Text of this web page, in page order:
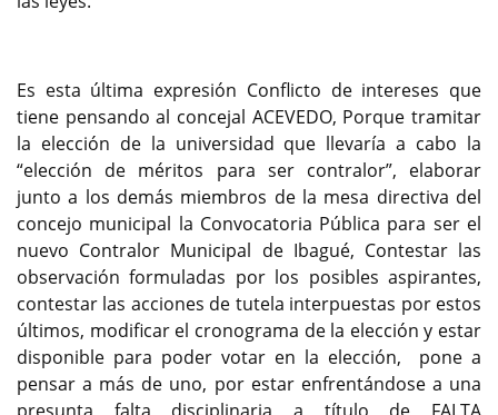
Es esta última expresión Conflicto de intereses que
tiene pensando al concejal ACEVEDO, Porque tramitar
la elección de la universidad que llevaría a cabo la
“elección de méritos para ser contralor”, elaborar
junto a los demás miembros de la mesa directiva del
concejo municipal la Convocatoria Pública para ser el
nuevo Contralor Municipal de Ibagué, Contestar las
observación formuladas por los posibles aspirantes,
contestar las acciones de tutela interpuestas por estos
últimos, modificar el cronograma de la elección y estar
disponible para poder votar en la elección, pone a
pensar a más de uno, por estar enfrentándose a una